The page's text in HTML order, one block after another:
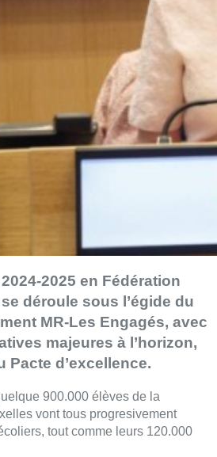
2025 en Fédération
déroule sous l’égide du
MR-Les Engagés, avec
majeures à l’horizon,
Pacte d’excellence.
900.000 élèves de la
vont tous progresivement
tout comme leurs 120.000